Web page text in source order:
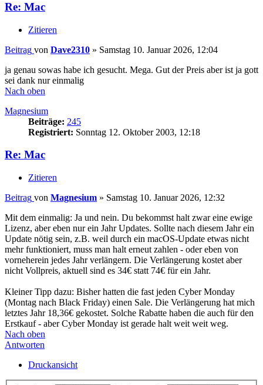
Re: Mac
Zitieren
Beitrag von Dave2310 » Samstag 10. Januar 2026, 12:04
ja genau sowas habe ich gesucht. Mega. Gut der Preis aber ist ja gott
sei dank nur einmalig
Nach oben
Magnesium
Beiträge: 245
Registriert: Sonntag 12. Oktober 2003, 12:18
Re: Mac
Zitieren
Beitrag von Magnesium » Samstag 10. Januar 2026, 12:32
Mit dem einmalig: Ja und nein. Du bekommst halt zwar eine ewige
Lizenz, aber eben nur ein Jahr Updates. Sollte nach diesem Jahr ein
Update nötig sein, z.B. weil durch ein macOS-Update etwas nicht
mehr funktioniert, muss man halt erneut zahlen - oder eben von
vorneherein jedes Jahr verlängern. Die Verlängerung kostet aber
nicht Vollpreis, aktuell sind es 34€ statt 74€ für ein Jahr.
Kleiner Tipp dazu: Bisher hatten die fast jeden Cyber Monday
(Montag nach Black Friday) einen Sale. Die Verlängerung hat mich
letztes Jahr 18,36€ gekostet. Solche Rabatte haben die auch für den
Erstkauf - aber Cyber Monday ist gerade halt weit weit weg.
Nach oben
Antworten
Druckansicht